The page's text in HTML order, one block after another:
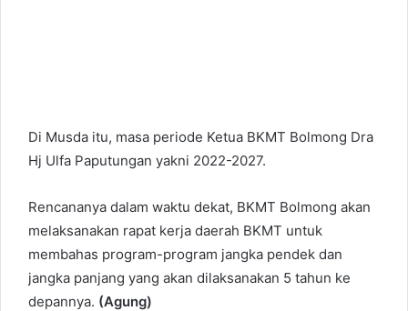
Di Musda itu, masa periode Ketua BKMT Bolmong Dra
Hj Ulfa Paputungan yakni 2022-2027.
Rencananya dalam waktu dekat, BKMT Bolmong akan
melaksanakan rapat kerja daerah BKMT untuk
membahas program-program jangka pendek dan
jangka panjang yang akan dilaksanakan 5 tahun ke
depannya. (Agung)